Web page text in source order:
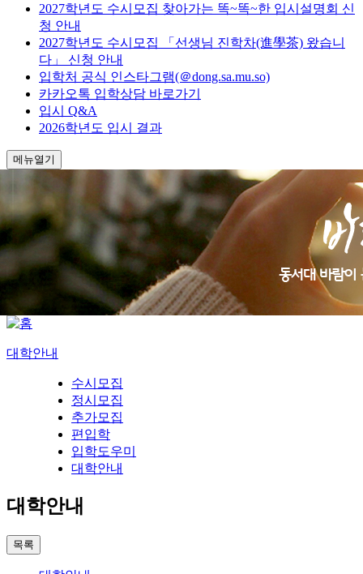
2027학년도 수시모집 찾아가는 똑~똑~한 입시설명회 신
청 안내
2027학년도 수시모집 「선생님 진학차(進學茶) 왔습니
다」 신청 안내
입학처 공식 인스타그램(＠dong.sa.mu.so)
카카오톡 입학상담 바로가기
입시 Q&A
2026학년도 입시 결과
메뉴열기
대학안내
수시모집
정시모집
추가모집
편입학
입학도우미
대학안내
대학안내
목록